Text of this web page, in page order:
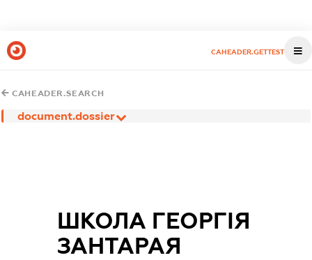
CAHEADER.GETTEST
CAHEADER.SEARCH
document.dossier
ШКОЛА ГЕОРГІЯ
ЗАНТАРАЯ